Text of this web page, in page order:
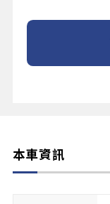
本車資訊